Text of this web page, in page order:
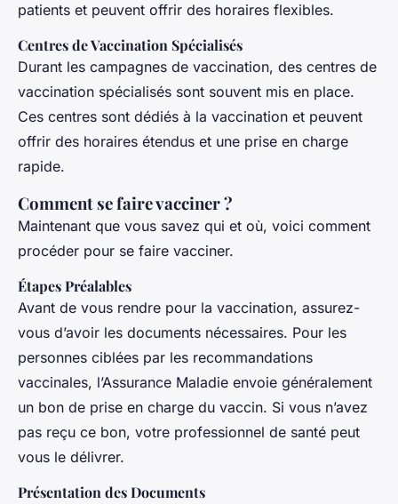
patients et peuvent offrir des horaires flexibles.
Centres de Vaccination Spécialisés
Durant les campagnes de vaccination, des centres de
vaccination spécialisés sont souvent mis en place.
Ces centres sont dédiés à la vaccination et peuvent
offrir des horaires étendus et une prise en charge
rapide.
Comment se faire vacciner ?
Maintenant que vous savez qui et où, voici comment
procéder pour se faire vacciner.
Étapes Préalables
Avant de vous rendre pour la vaccination, assurez-
vous d’avoir les documents nécessaires. Pour les
personnes ciblées par les recommandations
vaccinales, l’Assurance Maladie envoie généralement
un bon de prise en charge du vaccin. Si vous n’avez
pas reçu ce bon, votre professionnel de santé peut
vous le délivrer.
Présentation des Documents